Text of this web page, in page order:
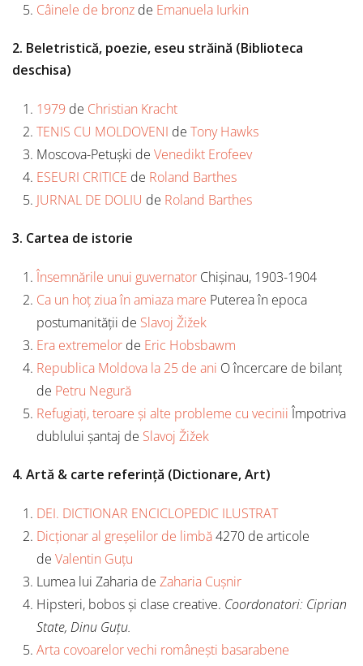
Câinele de bronz de Emanuela Iurkin
2. Beletristică, poezie, eseu străină (Biblioteca
deschisa)
1979 de Christian Kracht
TENIS CU MOLDOVENI de Tony Hawks
Moscova-Petușki de Venedikt Erofeev
ESEURI CRITICE de Roland Barthes
JURNAL DE DOLIU de Roland Barthes
3. Cartea de istorie
Însemnările unui guvernator Chișinau, 1903-1904
Ca un hoț ziua în amiaza mare Puterea în epoca
postumanității de Slavoj Žižek
Era extremelor de Eric Hobsbawm
Republica Moldova la 25 de ani O încercare de bilanț
de Petru Negură
Refugiați, teroare și alte probleme cu vecinii Împotriva
dublului șantaj de Slavoj Žižek
4. Artă & carte referință (Dictionare, Art)
DEI. DICTIONAR ENCICLOPEDIC ILUSTRAT
Dicționar al greșelilor de limbă4270 de articole
de Valentin Guțu
Lumea lui Zaharia de Zaharia Cușnir
Hipsteri, bobos și clase creative. Coordonatori: Ciprian
State, Dinu Guțu.
Arta covoarelor vechi românești basarabene